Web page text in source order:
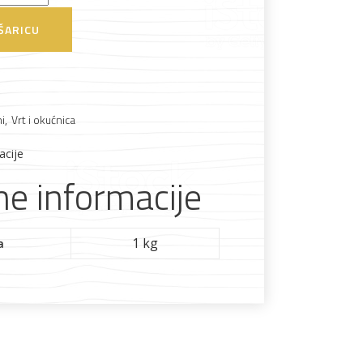
Boje i lakovi
, Vrt i okućnica
informacije
1 kg